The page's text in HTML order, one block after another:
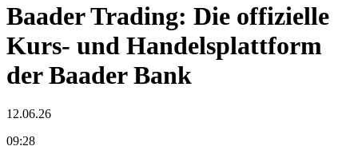
Baader Trading: Die offizielle
Kurs- und Handelsplattform
der Baader Bank
12.06.26
09:28